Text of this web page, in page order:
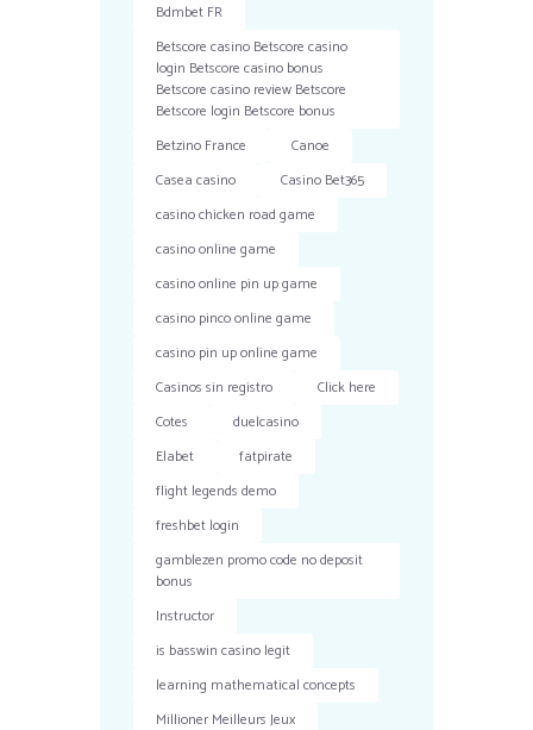
Bdmbet FR
Betscore casino Betscore casino
login Betscore casino bonus
Betscore casino review Betscore
Betscore login Betscore bonus
Betzino France
Canoe
Casea casino
Casino Bet365
casino chicken road game
casino online game
casino online pin up game
casino pinco online game
casino pin up online game
Casinos sin registro
Click here
Cotes
duelcasino
Elabet
fatpirate
flight legends demo
freshbet login
gamblezen promo code no deposit
bonus
Instructor
is basswin casino legit
learning mathematical concepts
Millioner Meilleurs Jeux